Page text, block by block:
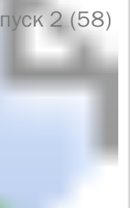
2 (58)